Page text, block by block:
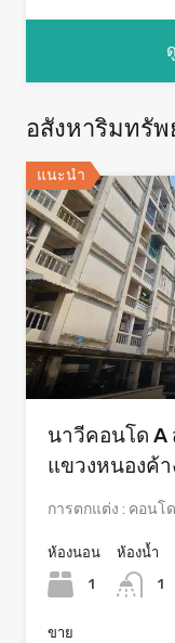
อสังหาริมทรั
แนะนำ
นาวีคอนโด A
แขวงหนองค้
การตกแต่ง : คอนโ
ห้องนอน
1
ห้องน้ำ
1
ขาย